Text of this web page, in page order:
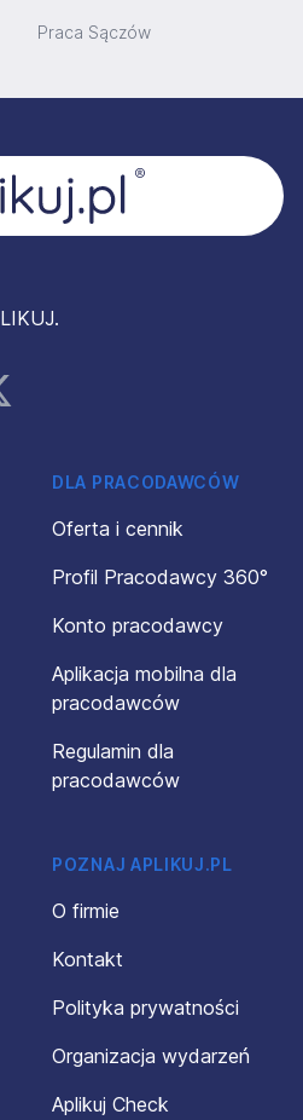
Praca Sączów
DLA PRACODAWCÓW
Oferta i cennik
Profil Pracodawcy 360°
Konto pracodawcy
Aplikacja mobilna dla
pracodawców
Regulamin dla
pracodawców
POZNAJ APLIKUJ.PL
O firmie
Kontakt
Polityka prywatności
Organizacja wydarzeń
Aplikuj Check